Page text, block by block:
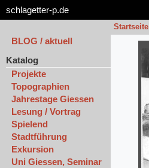
schlagetter-p.de
Startseite
BLOG / aktuell
Katalog
Projekte
Topographien
Jahrestage Giessen
Lesung / Vortrag
Spielend
Stadtführung
Exkursion
Uni Giessen, Seminar